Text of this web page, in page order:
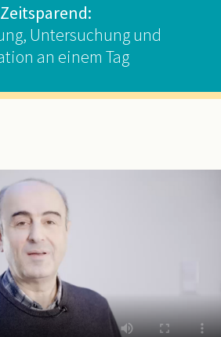
Zeitsparend:
Untersuchung und
an einem Tag